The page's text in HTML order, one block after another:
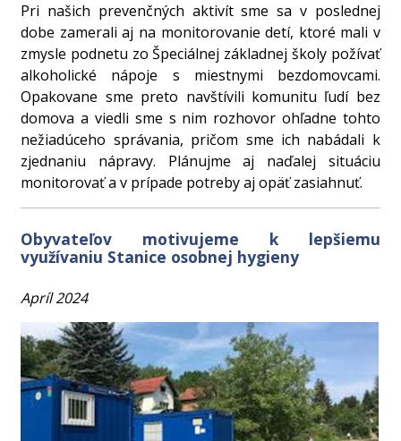
Pri našich prevenčných aktivít sme sa v poslednej
dobe zamerali aj na monitorovanie detí, ktoré mali v
zmysle podnetu zo Špeciálnej základnej školy požívať
alkoholické nápoje s miestnymi bezdomovcami.
Opakovane sme preto navštívili komunitu ľudí bez
domova a viedli sme s nim rozhovor ohľadne tohto
nežiadúceho správania, pričom sme ich nabádali k
zjednaniu nápravy. Plánujme aj naďalej situáciu
monitorovať a v prípade potreby aj opäť zasiahnuť.
Obyvateľov motivujeme k lepšiemu
využívaniu Stanice osobnej hygieny
Apríl 2024